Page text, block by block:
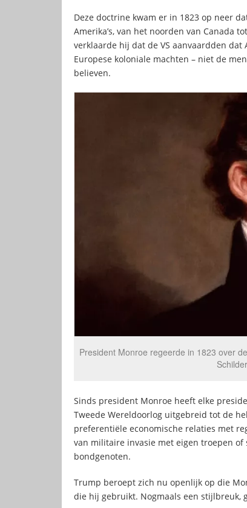
Deze doctrine kwam er in 1823 op neer
Amerika’s, van het noorden van Canada
verklaarde hij dat de VS aanvaardden
Europese koloniale machten – niet de
believen.
President Monroe regeerde in 1823 over
Sinds president Monroe heeft elke
Tweede Wereldoorlog uitgebreid tot de
preferentiële economische relaties met
van militaire invasie met eigen troepen
bondgenoten.
Trump beroept zich nu openlijk op die
die hij gebruikt. Nogmaals een stijlbreuk,